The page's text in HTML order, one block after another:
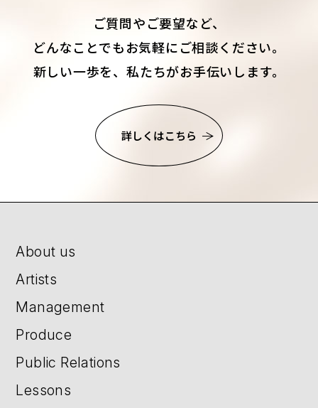
ご質問やご要望など、
どんなことでもお気軽にご相談ください。
新しい一歩を、私たちがお手伝いします。
詳しくはこちら
About us
Artists
Management
Produce
Public Relations
Lessons